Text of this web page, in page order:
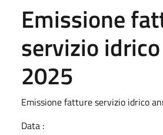
Emissione
servizio
2025
Emissione fatture servizio idrico
Data :